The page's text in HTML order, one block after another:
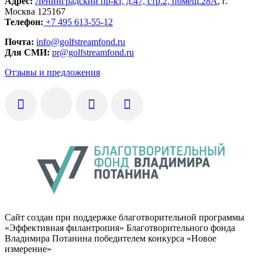
Москва 125167
Телефон: +7 495 613-55-12
Почта: info@golfstreamfond.ru
Для СМИ: pr@golfstreamfond.ru
Отзывы и предложения
Сайт создан при поддержке благотворительной программы
«Эффективная филантропия» Благотворительного фонда
Владимира Потанина победителем конкурса «Новое
измерение»